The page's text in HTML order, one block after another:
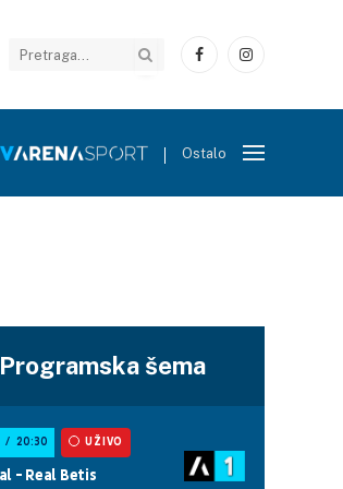
FacebookInstagram
Ostalo
Programska šema